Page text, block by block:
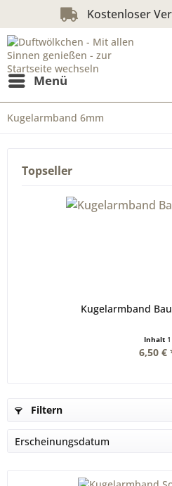
Kostenloser
Menü
Kugelarmband 6mm
Topseller
Kugelarmband
Inhalt 1
6,50 €
Filtern